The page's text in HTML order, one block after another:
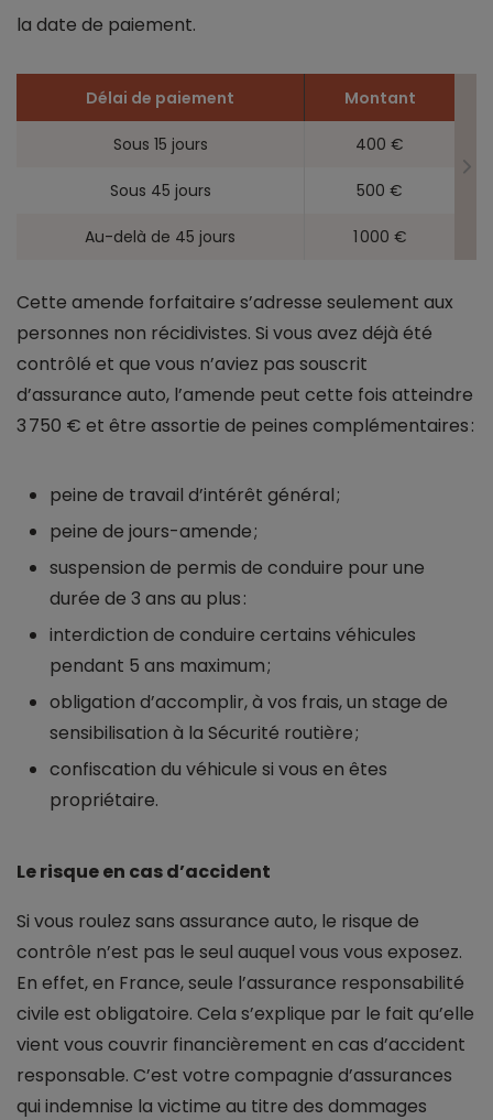
la date de paiement.
Délai de paiement Montant
Sous 15 jours 400 €
Sous 45 jours 500 €
Au-delà de 45 jours 1 000 €
Cette amende forfaitaire s’adresse seulement aux
personnes non récidivistes. Si vous avez déjà été
contrôlé et que vous n’aviez pas souscrit
d’assurance auto, l’amende peut cette fois atteindre
3 750 € et être assortie de peines complémentaires :
peine de travail d’intérêt général ;
peine de jours-amende ;
suspension de permis de conduire pour une
durée de 3 ans au plus :
interdiction de conduire certains véhicules
pendant 5 ans maximum ;
obligation d’accomplir, à vos frais, un stage de
sensibilisation à la Sécurité routière ;
confiscation du véhicule si vous en êtes
propriétaire.
Le risque en cas d’accident
Si vous roulez sans assurance auto, le risque de
contrôle n’est pas le seul auquel vous vous exposez.
En effet, en France, seule l’assurance responsabilité
civile est obligatoire. Cela s’explique par le fait qu’elle
vient vous couvrir financièrement en cas d’accident
responsable. C’est votre compagnie d’assurances
qui indemnise la victime au titre des dommages